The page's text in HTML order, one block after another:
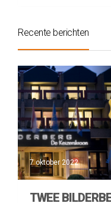
Recente berichten
7 oktober 2022
TWEE